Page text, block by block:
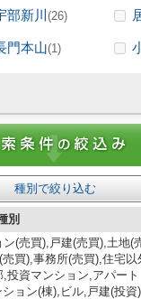
部新川 (26)
門本山(1)
種別で絞り込む
別
ン(売買),戸建(売買),土地(
売買),事務所(売買),住宅以
,投資マンション,アパート
ョン(棟),ビル,戸建(投資